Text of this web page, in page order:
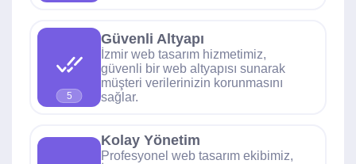
5
Güvenli Altyapı
İzmir web tasarım hizmetimiz,
güvenli bir web altyapısı sunarak
müşteri verilerinizin korunmasını
sağlar.
Kolay Yönetim
Profesyonel web tasarım ekibimiz,